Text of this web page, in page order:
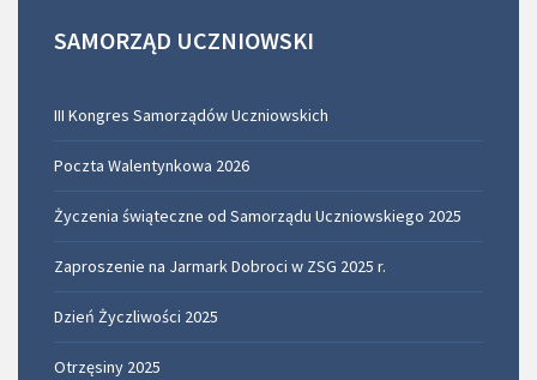
SAMORZĄD UCZNIOWSKI
III Kongres Samorządów Uczniowskich
Poczta Walentynkowa 2026
Życzenia świąteczne od Samorządu Uczniowskiego 2025
Zaproszenie na Jarmark Dobroci w ZSG 2025 r.
Dzień Życzliwości 2025
Otrzęsiny 2025